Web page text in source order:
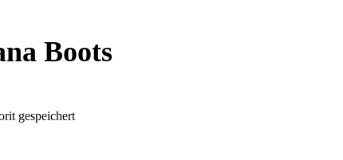
Boots
gespeichert